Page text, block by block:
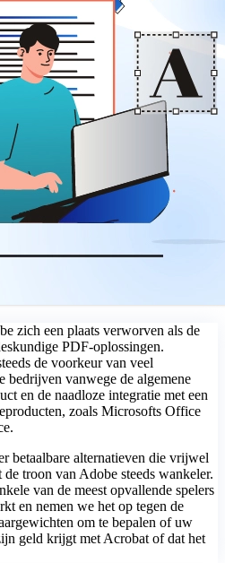
zich een plaats verworven als de
PDF-oplossingen.
de voorkeur van veel
bedrijven vanwege de algemene
en de naadloze integratie met een
zoals Microsofts Office
betaalbare alternatieven die vrijwel
troon van Adobe steeds wankeler.
van de meest opvallende spelers
en nemen we het op tegen de
om te bepalen of uw
geld krijgt met Acrobat of dat het